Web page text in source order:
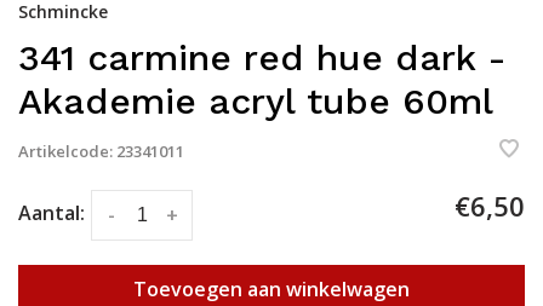
Schmincke
341 carmine red hue dark -
Akademie acryl tube 60ml
Artikelcode: 23341011
Aantal: +
- €6,50
Toevoegen aan winkelwagen